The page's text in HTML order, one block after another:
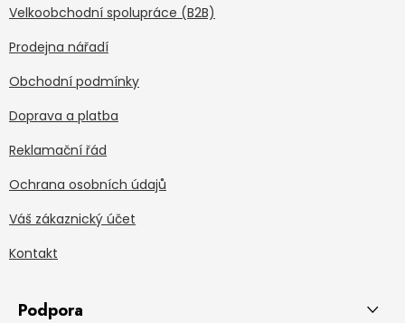
Velkoobchodní spolupráce (B2B)
Prodejna nářadí
Obchodní podmínky
Doprava a platba
Reklamační řád
Ochrana osobních údajů
Váš zákaznický účet
Kontakt
Podpora